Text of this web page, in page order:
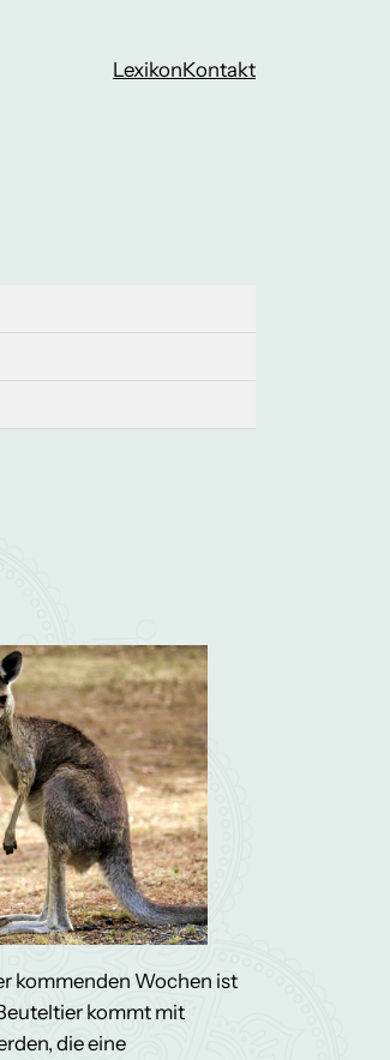
LexikonKontakt
kommenden Wochen ist
kommt mit
die eine